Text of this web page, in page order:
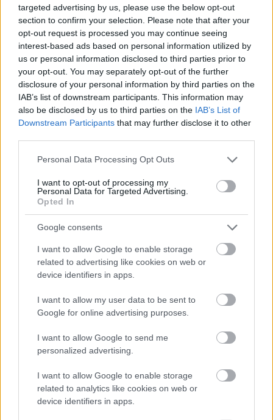
targeted advertising by us, please use the below opt-out
section to confirm your selection. Please note that after your
opt-out request is processed you may continue seeing
interest-based ads based on personal information utilized by
us or personal information disclosed to third parties prior to
your opt-out. You may separately opt-out of the further
disclosure of your personal information by third parties on the
IAB’s list of downstream participants. This information may
also be disclosed by us to third parties on the IAB’s List of
Downstream Participants that may further disclose it to other
Please note that this website/app uses one or more Google
not limited to your visit or usage behaviour. You may click to
grant or deny consent to Google and its third-party tags to
use your data for below specified purposes in below Google
Personal Data Processing Opt Outs
I want to opt-out of processing my
Personal Data for Targeted Advertising.
Opted In
Google consents
I want to allow Google to enable storage
related to advertising like cookies on web or
device identifiers in apps.
I want to allow my user data to be sent to
Google for online advertising purposes.
I want to allow Google to send me
personalized advertising.
I want to allow Google to enable storage
related to analytics like cookies on web or
device identifiers in apps.
Zadnje objave